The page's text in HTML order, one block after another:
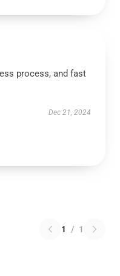
process, and fast
Dec 21, 2024
1 / 1